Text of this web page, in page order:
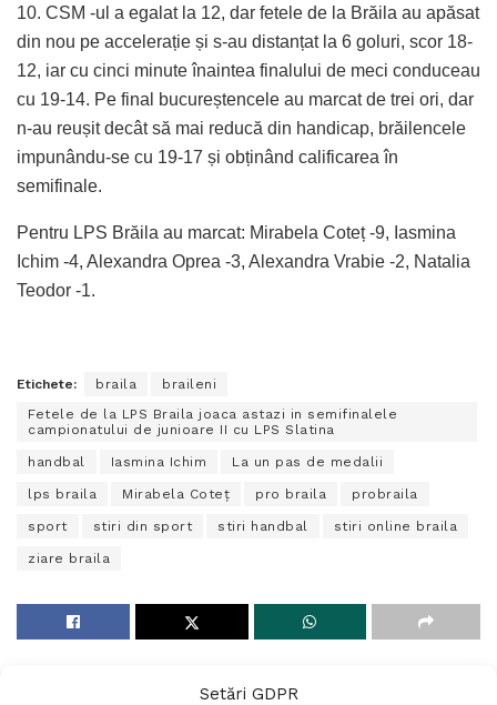
Setări GDPR
10. CSM -ul a egalat la 12, dar fetele de la Brăila au apăsat
din nou pe accelerație și s-au distanțat la 6 goluri, scor 18-
12, iar cu cinci minute înaintea finalului de meci conduceau
cu 19-14. Pe final bucureștencele au marcat de trei ori, dar
n-au reușit decât să mai reducă din handicap, brăilencele
impunându-se cu 19-17 și obținând calificarea în
semifinale.
Pentru LPS Brăila au marcat: Mirabela Coteț -9, Iasmina
Ichim -4, Alexandra Oprea -3, Alexandra Vrabie -2, Natalia
Teodor -1.
Etichete: braila
braileni
Fetele de la LPS Braila joaca astazi in semifinalele
campionatului de junioare II cu LPS Slatina
handbal Iasmina Ichim La un pas de medalii
lps braila Mirabela Coteț pro braila probraila
sport stiri din sport stiri handbal stiri online braila
ziare braila